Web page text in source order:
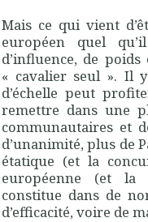
Mais ce qui vient
européen quel
d’influence, de
« cavalier seul ». Il
d’échelle peut
remettre dans une
communautaires et
d’unanimité, plus de
étatique (et la
européenne (et la
constitue dans de
d’efficacité, voire de